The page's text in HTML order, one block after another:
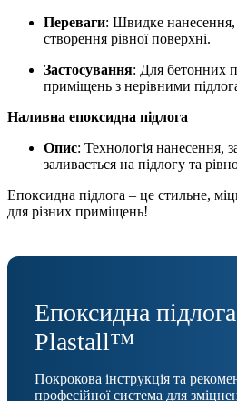
Переваги: Швидке нанесення,
створення рівної поверхні.
Застосування: Для бетонних
приміщень з нерівними
Наливна епоксидна підлога
Опис: Технологія нанесення,
заливається на підлогу та
Епоксидна підлога – це стильне,
для різних приміщень!
Епоксидна підлога
Plastall™
Покрокова інструкція та
професійної система для